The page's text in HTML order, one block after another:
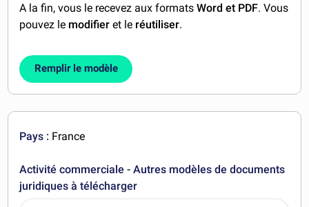
A la fin, vous le recevez aux formatsWord et PDF. Vous
pouvez le modifier et le réutiliser.
Remplir le modèle
Pays : France
Activité commerciale - Autres modèles de documents
juridiques à télécharger